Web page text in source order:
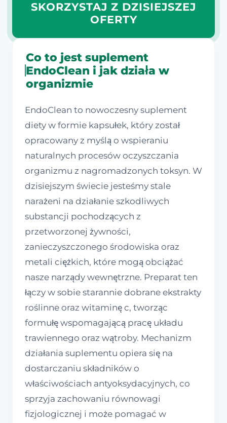
SKORZYSTAJ Z DZISIEJSZEJ
OFERTY
Co to jest suplement
EndoClean i jak działa w
organizmie
EndoClean to nowoczesny suplement
diety w formie kapsułek, który został
opracowany z myślą o wspieraniu
naturalnych procesów oczyszczania
organizmu z nagromadzonych toksyn. W
dzisiejszym świecie jesteśmy stale
narażeni na działanie szkodliwych
substancji pochodzących z
przetworzonej żywności,
zanieczyszczonego środowiska oraz
metali ciężkich, które mogą obciążać
nasze narządy wewnętrzne. Preparat ten
łączy w sobie starannie dobrane ekstrakty
roślinne oraz witaminę c, tworząc
formułę wspomagającą pracę układu
trawiennego oraz wątroby. Mechanizm
działania suplementu opiera się na
dostarczaniu składników o
właściwościach antyoksydacyjnych, co
sprzyja zachowaniu równowagi
fizjologicznej i może pomagać w